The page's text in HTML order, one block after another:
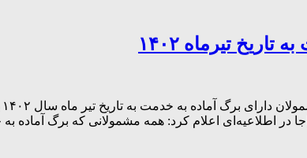
تیرماه ۱۴۰۲